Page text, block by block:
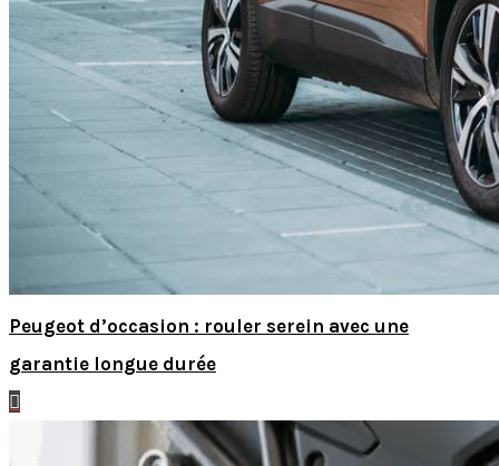
Peugeot d’occasion : rouler serein avec une
garantie longue durée